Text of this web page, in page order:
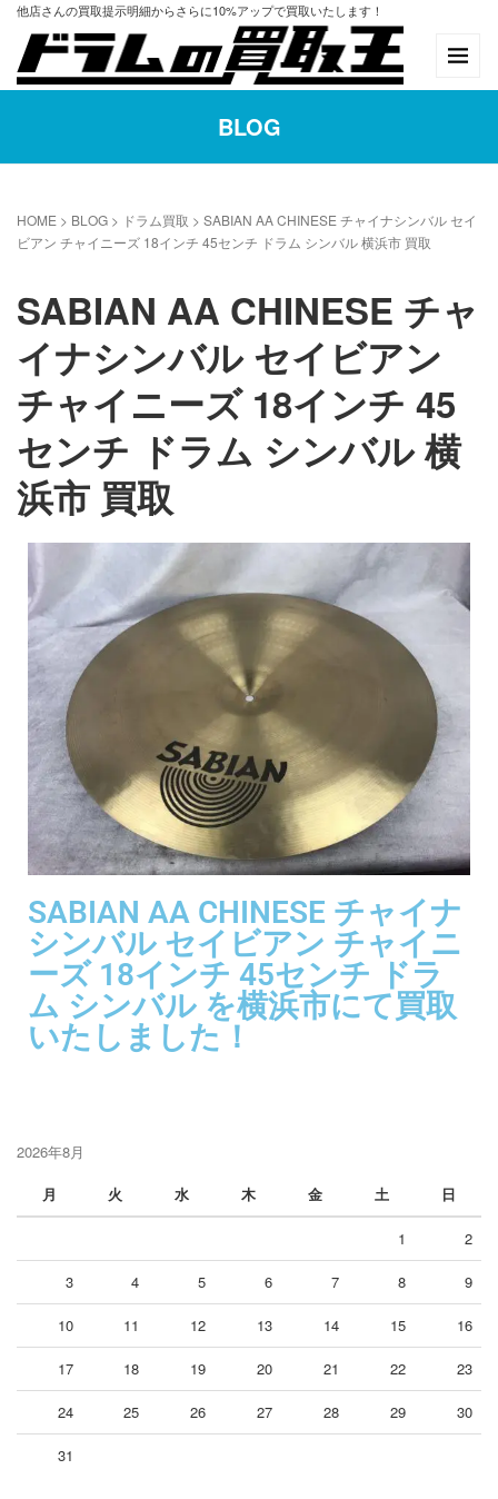
他店さんの買取提示明細からさらに10%アップで買取いたします！
BLOG
HOME > BLOG > ドラム買取 > SABIAN AA CHINESE チャイナシンバル セイ
ビアン チャイニーズ 18インチ 45センチ ドラム シンバル 横浜市 買取
SABIAN AA CHINESE チャ
イナシンバル セイビアン
チャイニーズ 18インチ 45
センチ ドラム シンバル 横
浜市 買取
SABIAN AA CHINESE チャイナ
シンバル セイビアン チャイニ
ーズ 18インチ 45センチ ドラ
ム シンバル を横浜市にて買取
いたしました！
2026年8月
月
火 水 木 金 土 日
1 2
3 4 5 6 7 8 9
10 11 12 13 14 15 16
17 18 19 20 21 22 23
24 25 26 27 28 29 30
31